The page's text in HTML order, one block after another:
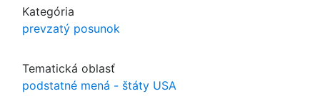
Kategória
prevzatý posunok
Tematická oblasť
podstatné mená - štáty USA